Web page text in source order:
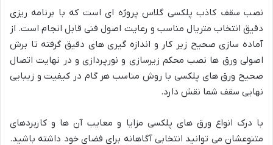
نصب سقف کاذب پلکسی گلاس پروژه ای است که با برنامه ریزی
دقیق انتخاب متریال مناسب و رعایت اصول فنی قابل انجام است. از
آماده سازی صحیح زیر کار و اندازه گیری های دقیق گرفته تا برش
اصولی ورق ها نصب محکم زیرسازی و نورپردازی و در نهایت اتصال
صحیح ورق های پلکسی با روش مناسب هر گام در کیفیت و زیبایی
نهایی سقف شما نقش دارد.
با درک انواع ورق های پلکسی مزایا و معایب آن ها و کاربردهای
متنوعشان می توانید انتخابی آگاهانه برای فضای خود داشته باشید.